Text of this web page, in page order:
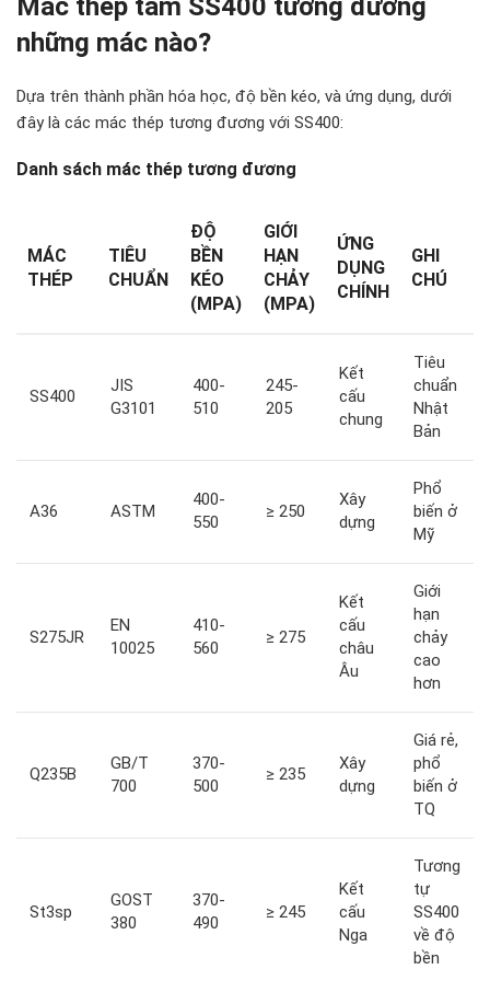
Mác thép tấm SS400 tương đương
những mác nào?
Dựa trên thành phần hóa học, độ bền kéo, và ứng dụng, dưới
đây là các mác thép tương đương với SS400:
Danh sách mác thép tương đương
MÁC
THÉP
TIÊU
CHUẨN
ĐỘ
BỀN
KÉO
(MPA)
GIỚI
HẠN
CHẢY
(MPA)
ỨNG
DỤNG
CHÍNH
GHI
CHÚ
SS400
JIS
G3101
400-
510
245-
205
Kết
cấu
chung
Tiêu
chuẩn
Nhật
Bản
A36 ASTM
400-
550
≥ 250
Xây
dựng
Phổ
biến ở
Mỹ
S275JR
EN
10025
410-
560
≥ 275
Kết
cấu
châu
Âu
Giới
hạn
chảy
cao
hơn
Q235B
GB/T
700
370-
500
≥ 235
Xây
dựng
Giá rẻ,
phổ
biến ở
TQ
St3sp
GOST
380
370-
490
≥ 245
Kết
cấu
Nga
Tương
tự
SS400
về độ
bền